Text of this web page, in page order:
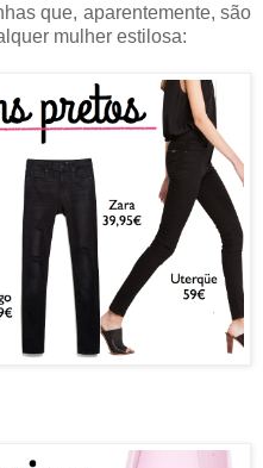
que, aparentemente, são
mulher estilosa: